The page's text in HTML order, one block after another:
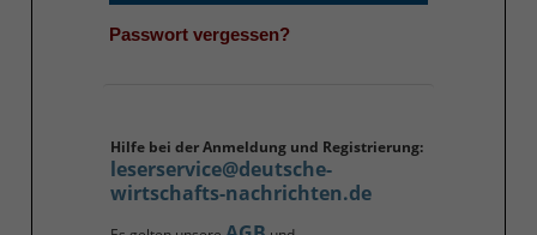
Passwort vergessen?
Hilfe bei der Anmeldung und Registrierung:
leserservice@deutsche-
wirtschafts-nachrichten.de